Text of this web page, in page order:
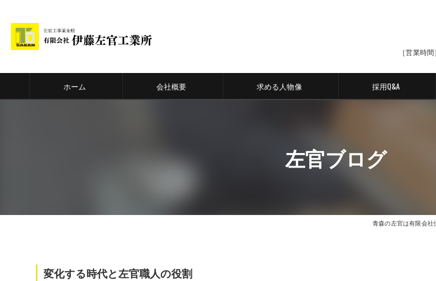
［営業時
ホーム 会社概要 求める人物像 採用Q&A
左官ブログ
青森の左官は有限会社
変化する時代と左官職人の役割